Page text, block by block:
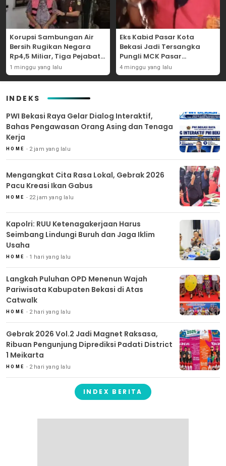
Korupsi Sambungan Air
Bersih Rugikan Negara
Rp4,5 Miliar, Tiga Pejabat
Perumda Dijerat
1 minggu yang lalu
Eks Kabid Pasar Kota
Bekasi Jadi Tersangka
Pungli MCK Pasar
Bantargebang
4 minggu yang lalu
INDEKS
PWI Bekasi Raya Gelar Dialog Interaktif,
Bahas Pengawasan Orang Asing dan Tenaga
Kerja
HOME 2 jam yang lalu
Mengangkat Cita Rasa Lokal, Gebrak 2026
Pacu Kreasi Ikan Gabus
HOME 22 jam yang lalu
Kapolri: RUU Ketenagakerjaan Harus
Seimbang Lindungi Buruh dan Jaga Iklim
Usaha
HOME 1 hari yang lalu
Langkah Puluhan OPD Menenun Wajah
Pariwisata Kabupaten Bekasi di Atas
Catwalk
HOME 2 hari yang lalu
Gebrak 2026 Vol.2 Jadi Magnet Raksasa,
Ribuan Pengunjung Diprediksi Padati District
1 Meikarta
HOME 2 hari yang lalu
INDEX BERITA